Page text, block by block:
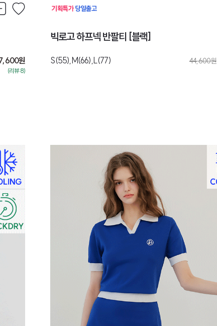
원
(리뷰:8)
빅로고 하프넥 반팔티 [블랙]
S(55),M(66),L(77) 44,600원